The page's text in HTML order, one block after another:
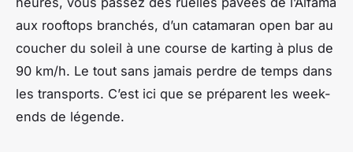
aux rooftops branchés, d’un catamaran open bar au
coucher du soleil à une course de karting à plus de
90 km/h. Le tout sans jamais perdre de temps dans
les transports. C’est ici que se préparent les week-
ends de légende.